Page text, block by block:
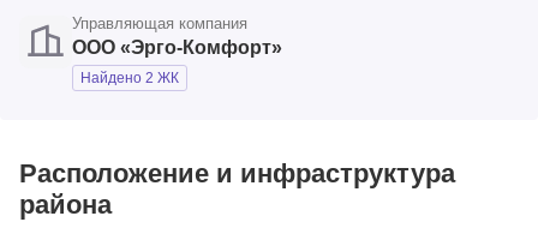
Управляющая компания
ООО «Эрго-Комфорт»
Найдено 2 ЖК
Расположение и инфраструктура
района